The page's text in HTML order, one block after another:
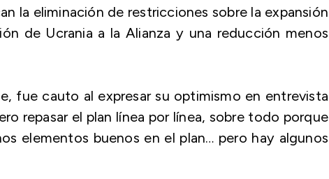
la eliminación de restricciones sobre la expansión
de Ucrania a la Alianza y una reducción menos
fue cauto al expresar su optimismo en entrevista
repasar el plan línea por línea, sobre todo porque
elementos buenos en el plan… pero hay algunos